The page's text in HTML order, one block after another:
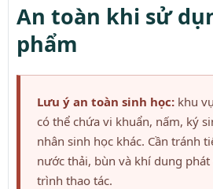
An toàn khi sử
phẩm
Lưu ý an toàn sinh học: khu
có thể chứa vi khuẩn, nấm, ký
nhân sinh học khác. Cần tránh
nước thải, bùn và khí dung
trình thao tác.